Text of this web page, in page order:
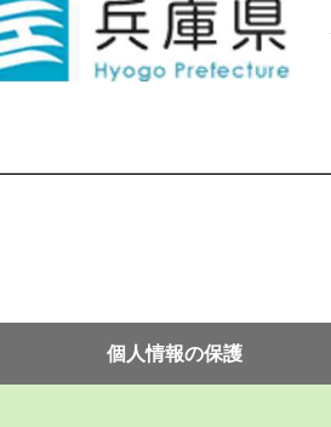
個⼈情報の保護